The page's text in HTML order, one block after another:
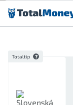
Preskočiť na obsah
Totaltip